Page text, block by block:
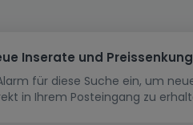
Inserate und
für diese Suche ein, um
in Ihrem Posteingang zu